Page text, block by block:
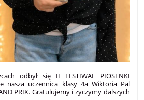
odbył się II FESTIWAL PIOSENKI
nasza uczennica klasy 4a Wiktoria Pal
PRIX. Gratulujemy i życzymy dalszych